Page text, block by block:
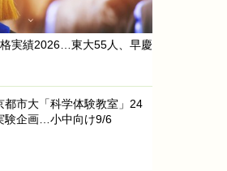
実績2026…東大55人、早慶
都市大「科学体験教室」24
験企画…小中向け9/6